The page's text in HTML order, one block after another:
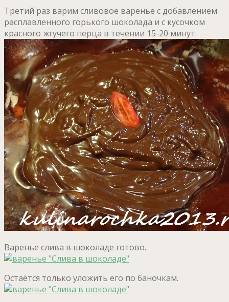
Третий раз варим сливовое варенье с добавлением
расплавленного горького шоколада и с кусочком
красного жгучего перца в течении 15-20 минут.
Варенье слива в шоколаде готово.
Остаётся только уложить его по баночкам.